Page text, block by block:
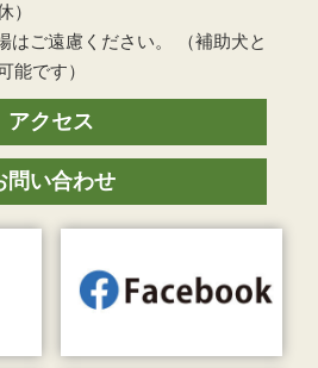
）
ご遠慮ください。 （補助犬と
能です）
アクセス
問い合わせ